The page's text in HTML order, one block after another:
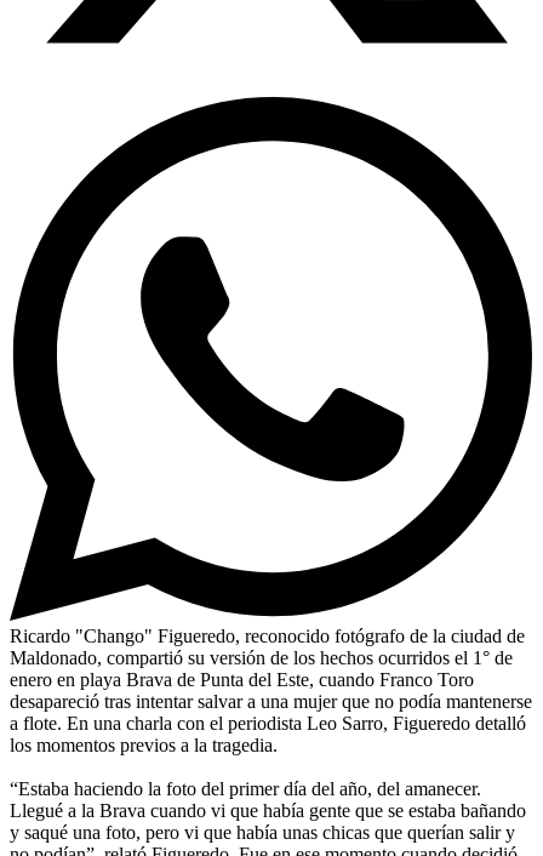
Ricardo "Chango" Figueredo, reconocido fotógrafo de la ciudad de
Maldonado, compartió su versión de los hechos ocurridos el 1° de
enero en playa Brava de Punta del Este, cuando Franco Toro
desapareció tras intentar salvar a una mujer que no podía mantenerse
a flote. En una charla con el periodista Leo Sarro, Figueredo detalló
los momentos previos a la tragedia.
“Estaba haciendo la foto del primer día del año, del amanecer.
Llegué a la Brava cuando vi que había gente que se estaba bañando
y saqué una foto, pero vi que había unas chicas que querían salir y